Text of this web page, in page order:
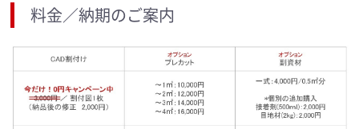
料金／納期のご案内